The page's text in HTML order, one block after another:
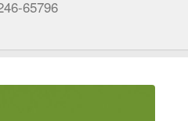
65796